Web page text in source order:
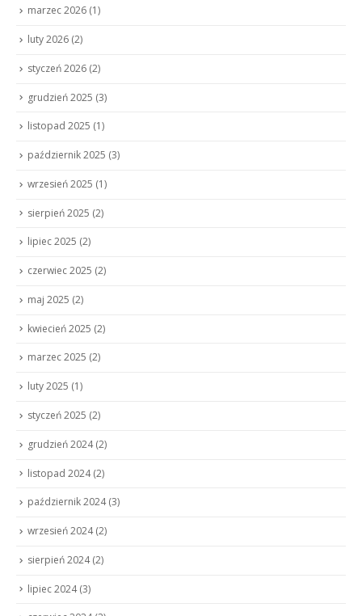
marzec 2026 (1)
luty 2026 (2)
styczeń 2026 (2)
grudzień 2025 (3)
listopad 2025 (1)
październik 2025 (3)
wrzesień 2025 (1)
sierpień 2025 (2)
lipiec 2025 (2)
czerwiec 2025 (2)
maj 2025 (2)
kwiecień 2025 (2)
marzec 2025 (2)
luty 2025 (1)
styczeń 2025 (2)
grudzień 2024(2)
listopad 2024(2)
październik 2024(3)
wrzesień 2024(2)
sierpień 2024(2)
lipiec 2024(3)